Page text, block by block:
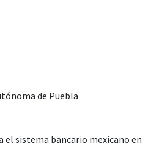
de Puebla
el sistema bancario mexicano en